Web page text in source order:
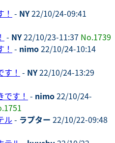
- NY22/10/24-09:41
- NY22/10/23-11:37 No.1739
- nimo22/10/24-10:14
す！ - NY22/10/24-13:29
です！ - nimo22/10/24-
ル - ラプター 22/10/22-09:48